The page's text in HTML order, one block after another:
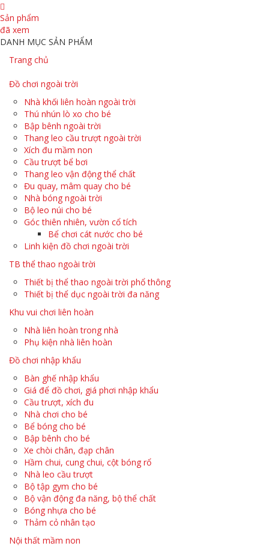
Sản phẩm
đã xem
DANH MỤC SẢN PHẨM
Trang chủ
Đồ chơi ngoài trời
Nhà khối liên hoàn ngoài trời
Thú nhún lò xo cho bé
Bập bênh ngoài trời
Thang leo cầu trượt ngoài trời
Xích đu mầm non
Cầu trượt bể bơi
Thang leo vận động thể chất
Đu quay, mâm quay cho bé
Nhà bóng ngoài trời
Bộ leo núi cho bé
Góc thiên nhiên, vườn cổ tích
Bể chơi cát nước cho bé
Linh kiện đồ chơi ngoài trời
TB thể thao ngoài trời
Thiết bị thể thao ngoài trời phổ thông
Thiết bị thể dục ngoài trời đa năng
Khu vui chơi liên hoàn
Nhà liên hoàn trong nhà
Phụ kiện nhà liên hoàn
Đồ chơi nhập khẩu
Bàn ghế nhập khẩu
Giá để đồ chơi, giá phơi nhập khẩu
Cầu trượt, xích đu
Nhà chơi cho bé
Bể bóng cho bé
Bập bênh cho bé
Xe chòi chân, đạp chân
Hầm chui, cung chui, cột bóng rổ
Nhà leo cầu trượt
Bộ tập gym cho bé
Bộ vận động đa năng, bộ thể chất
Bóng nhựa cho bé
Thảm cỏ nhân tạo
Nội thất mầm non